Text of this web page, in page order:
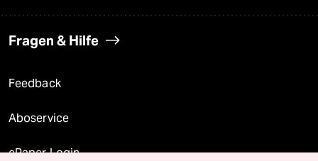
Fragen & Hilfe
Feedback
Aboservice
ePaper Login